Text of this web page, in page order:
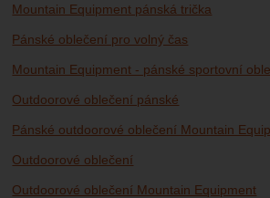
Mountain Equipment pánská trička
Pánské oblečení pro volný čas
Mountain Equipment - pánské sportovní
Outdoorové oblečení pánské
Pánské outdoorové oblečení Mountain
Outdoorové oblečení
Outdoorové oblečení Mountain Equipment